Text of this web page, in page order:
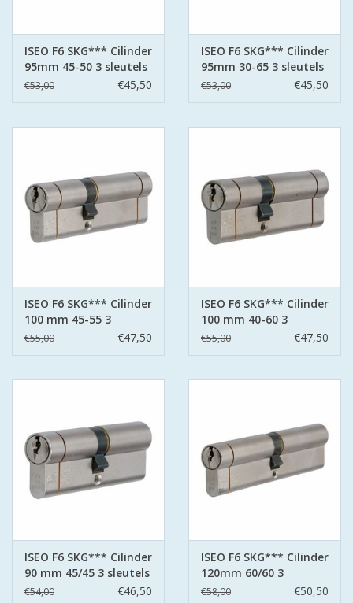
ISEO F6 SKG*** Cilinder
95mm 45-50 3 sleutels
€53,00 €45,50
ISEO F6 SKG*** Cilinder
95mm 30-65 3 sleutels
€53,00 €45,50
ISEO F6 SKG*** Cilinder
100 mm 45-55 3
sleutels
€55,00 €47,50
ISEO F6 SKG*** Cilinder
100 mm 40-60 3
sleutels
€55,00 €47,50
ISEO F6 SKG*** Cilinder
90 mm 45/45 3 sleutels
€54,00 €46,50
ISEO F6 SKG*** Cilinder
120mm 60/60 3
sleutels
€58,00 €50,50